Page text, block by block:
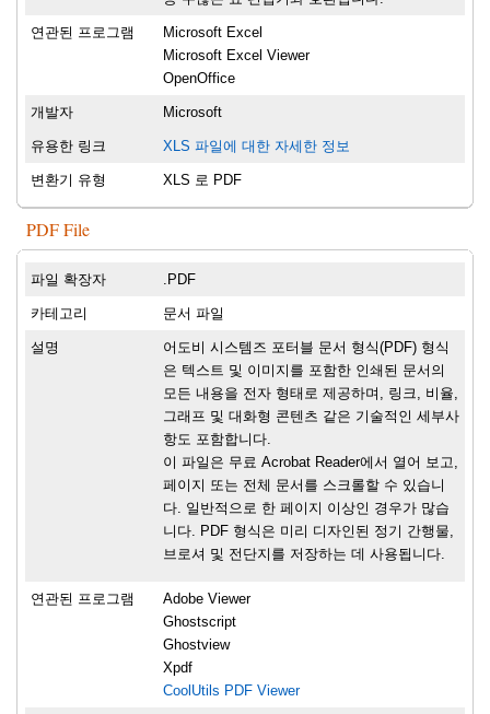
연관된 프로그램
Microsoft Excel
Microsoft Excel Viewer
OpenOffice
개발자 Microsoft
유용한 링크 XLS 파일에 대한 자세한 정보
변환기 유형 XLS 로 PDF
PDF File
파일 확장자 .PDF
카테고리 문서 파일
설명
어도비 시스템즈 포터블 문서 형식(PDF) 형식
은 텍스트 및 이미지를 포함한 인쇄된 문서의
모든 내용을 전자 형태로 제공하며, 링크, 비율,
그래프 및 대화형 콘텐츠 같은 기술적인 세부사
항도 포함합니다.
이 파일은 무료 Acrobat Reader에서 열어 보고,
페이지 또는 전체 문서를 스크롤할 수 있습니
다. 일반적으로 한 페이지 이상인 경우가 많습
니다. PDF 형식은 미리 디자인된 정기 간행물,
브로셔 및 전단지를 저장하는 데 사용됩니다.
연관된 프로그램
Adobe Viewer
Ghostscript
Ghostview
Xpdf
CoolUtils PDF Viewer